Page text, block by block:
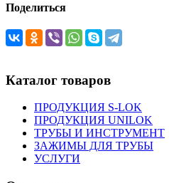
Поделиться
Каталог товаров
ПРОДУКЦИЯ S-LOK
ПРОДУКЦИЯ UNILOK
ТРУБЫ И ИНСТРУМЕНТ
ЗАЖИМЫ ДЛЯ ТРУБЫ
УСЛУГИ